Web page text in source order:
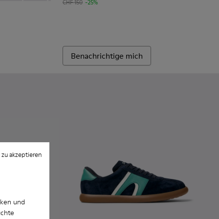
und
akzeptieren
CHF 150 -25%
Benachrichtige mich